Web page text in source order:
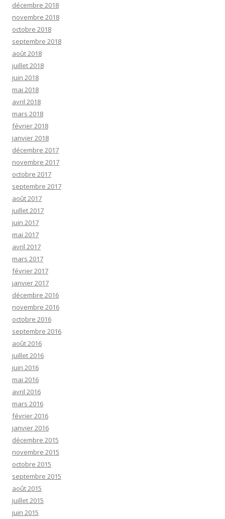
décembre 2018
novembre 2018
octobre 2018
septembre 2018
août 2018
juillet 2018
juin 2018
mai 2018
avril 2018
mars 2018
février 2018
janvier 2018
décembre 2017
novembre 2017
octobre 2017
septembre 2017
août 2017
juillet 2017
juin 2017
mai 2017
avril 2017
mars 2017
février 2017
janvier 2017
décembre 2016
novembre 2016
octobre 2016
septembre 2016
août 2016
juillet 2016
juin 2016
mai 2016
avril 2016
mars 2016
février 2016
janvier 2016
décembre 2015
novembre 2015
octobre 2015
septembre 2015
août 2015
juillet 2015
juin 2015